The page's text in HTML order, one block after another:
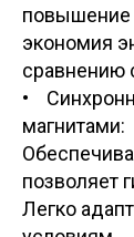
повышение
экономия
сравнению
•
магнитами:
позволяет
Легко